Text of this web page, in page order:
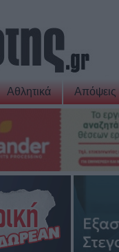
Αθλητικά Απόψεις